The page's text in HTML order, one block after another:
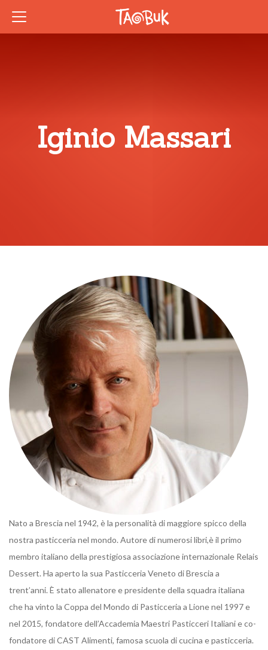
Iginio Massari
Nato a Brescia nel 1942, è la personalità di maggiore spicco della
nostra pasticceria nel mondo. Autore di numerosi libri,è il primo
membro italiano della prestigiosa associazione internazionale Relais
Dessert. Ha aperto la sua Pasticceria Veneto di Brescia a
trent’anni. È stato allenatore e presidente della squadra italiana
che ha vinto la Coppa del Mondo di Pasticceria a Lione nel 1997 e
nel 2015, fondatore dell’Accademia Maestri Pasticceri Italiani e co-
fondatore di CAST Alimenti, famosa scuola di cucina e pasticceria.